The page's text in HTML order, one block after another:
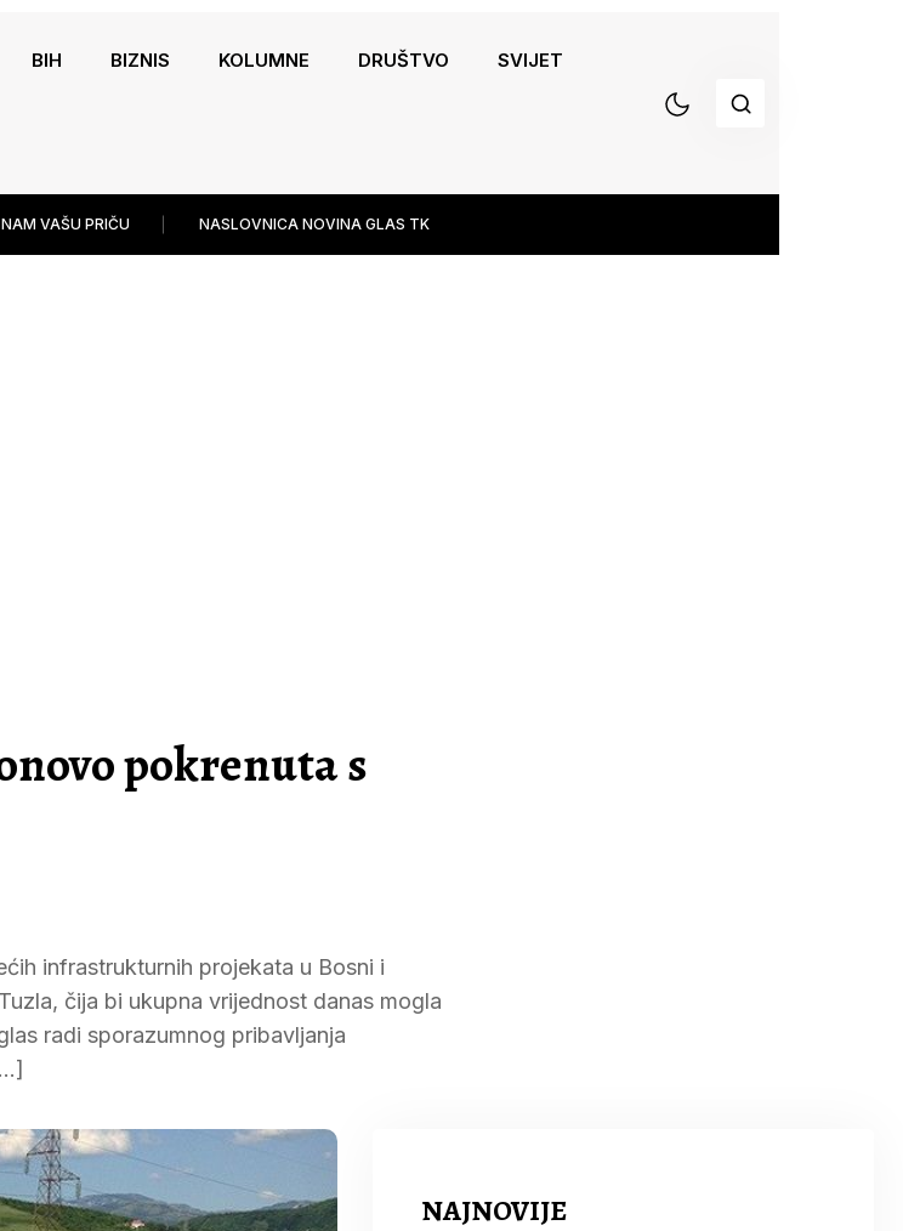
BIH BIZNIS KOLUMNE DRUŠTVO SVIJET
VAŠU PRIČU NASLOVNICA NOVINA GLAS TK
pokrenuta s
infrastrukturnih projekata u Bosni i
čija bi ukupna vrijednost danas mogla
radi sporazumnog pribavljanja
NAJNOVIJE